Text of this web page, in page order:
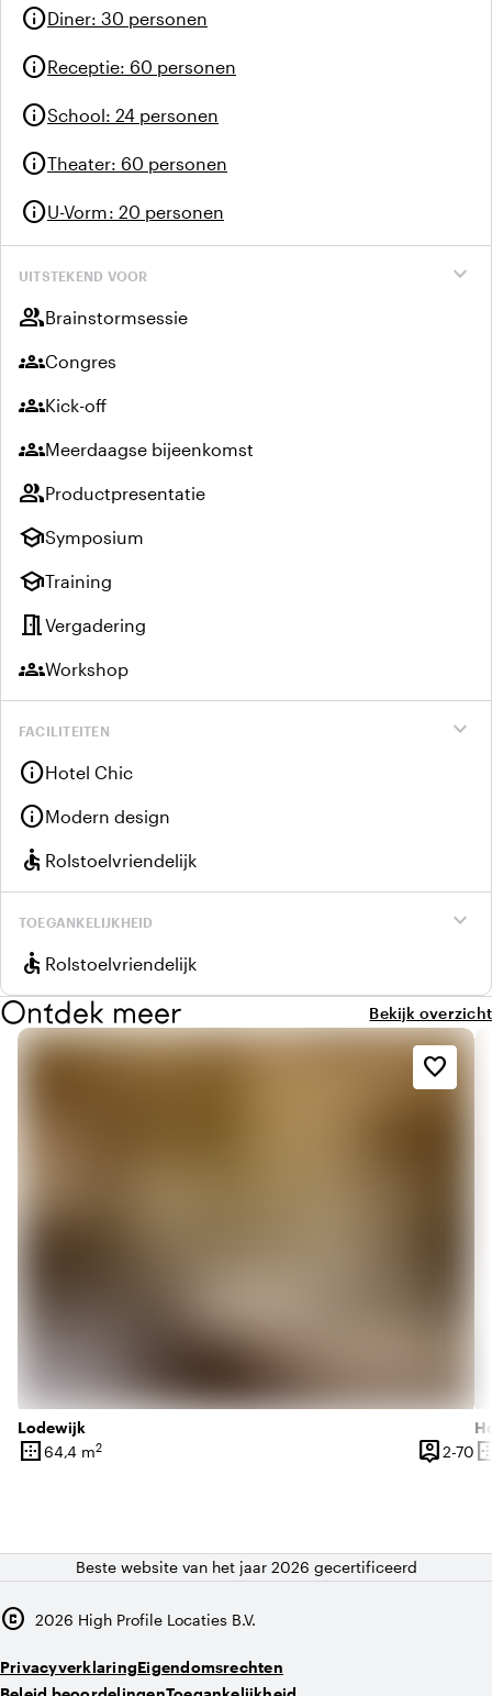
infoDiner: 30 personen
infoReceptie: 60 personen
infoSchool: 24 personen
infoTheater: 60 personen
infoU-Vorm: 20 personen
expand_more
UITSTEKEND VOOR
groupBrainstormsessie
groupsCongres
groupsKick-off
groupsMeerdaagse bijeenkomst
groupProductpresentatie
schoolSymposium
schoolTraining
meeting_roomVergadering
groupsWorkshop
expand_more
FACILITEITEN
infoHotel Chic
infoModern design
accessible Rolstoelvriendelijk
expand_more
TOEGANKELIJKHEID
accessible Rolstoelvriendelijk
Ontdek meer Bekijk overzicht
Lodewijk
border_outer
Oppervlakte
64,4 m2 person_pin2-70
favorite_border
Beste website van het jaar 2026 gecertificeerd
copyright 2026 High Profile Locaties B.V.
PrivacyverklaringEigendomsrechten